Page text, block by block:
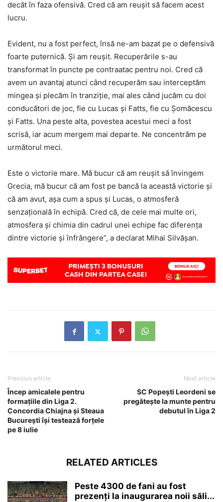
decât în faza ofensivă. Cred că am reușit să facem acest
lucru.
Evident, nu a fost perfect, însă ne-am bazat pe o defensivă
foarte puternică. Și am reușit. Recuperările s-au
transformat în puncte pe contraatac pentru noi. Cred că
avem un avantaj atunci când recuperăm sau interceptăm
mingea și plecăm în tranziție, mai ales când jucăm cu doi
conducători de joc, fie cu Lucas și Fatts, fie cu Şomăcescu
și Fatts. Una peste alta, povestea acestui meci a fost
scrisă, iar acum mergem mai departe. Ne concentrăm pe
următorul meci.
Este o victorie mare. Mă bucur că am reușit să învingem
Grecia, mă bucur că am fost pe bancă la această victorie și
că am avut, așa cum a spus și Lucas, o atmosferă
senzațională în echipă. Cred că, de cele mai multe ori,
atmosfera și chimia din cadrul unei echipe fac diferența
dintre victorie și înfrângere”, a declarat Mihai Silvășan.
Previous article
Încep amicalele pentru
formațiile din Liga 2.
Concordia Chiajna și Steaua
București își testează forțele
pe 8 iulie
Next article
SC Popești Leordeni se
pregătește la munte pentru
debutul în Liga 2
RELATED ARTICLES
Peste 4300 de fani au fost
prezenți la inaugurarea noii săli...